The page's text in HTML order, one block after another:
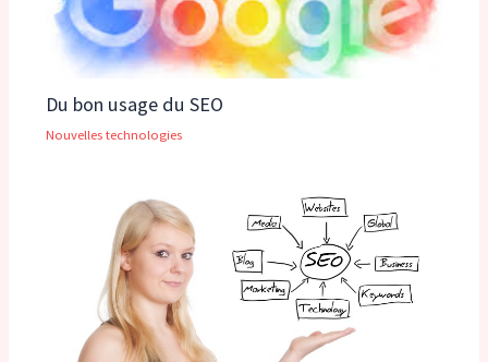
Du bon usage du SEO
Nouvelles technologies